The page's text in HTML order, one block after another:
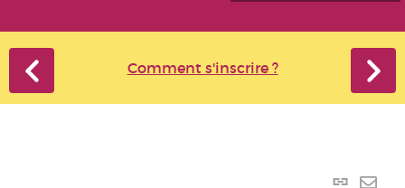
Comment s'inscrire ?
Lien